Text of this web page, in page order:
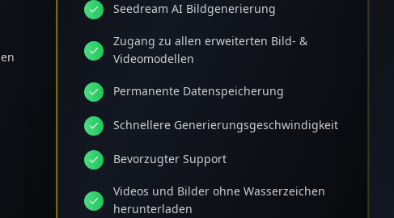
Seedream AI Bildgenerierung
Zugang zu allen erweiterten Bild- &
Videomodellen
Permanente Datenspeicherung
Schnellere Generierungsgeschwindigkeit
Bevorzugter Support
Videos und Bilder ohne Wasserzeichen
herunterladen